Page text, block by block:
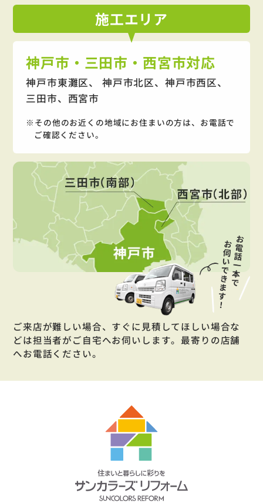
施工エリア
神戸市・三田市・西宮市対応
神戸市東灘区、 神戸市北区、神戸市西区、
三田市、西宮市
その他のお近くの地域にお住まいの方は、お電話で
ご確認ください。
ご来店が難しい場合、すぐに見積してほしい場合な
どは担当者がご自宅へお伺いします。最寄りの店舗
へお電話ください。